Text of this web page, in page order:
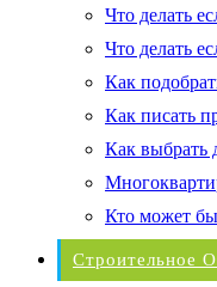
Что делать
Что делать
Как
Как писать
Как выбрать
Кто может
Строительное